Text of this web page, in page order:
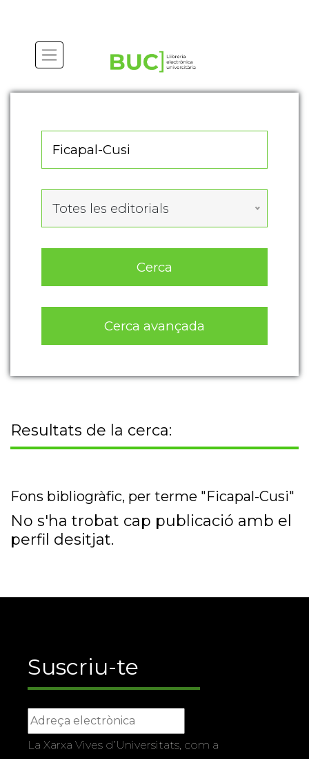
Totes les editorials
Cerca
Cerca avançada
Resultats de la cerca:
Fons bibliogràfic, per terme "Ficapal-Cusi"
No s'ha trobat cap publicació amb el
perfil desitjat.
Suscriu-te
La Xarxa Vives d’Universitats, com a